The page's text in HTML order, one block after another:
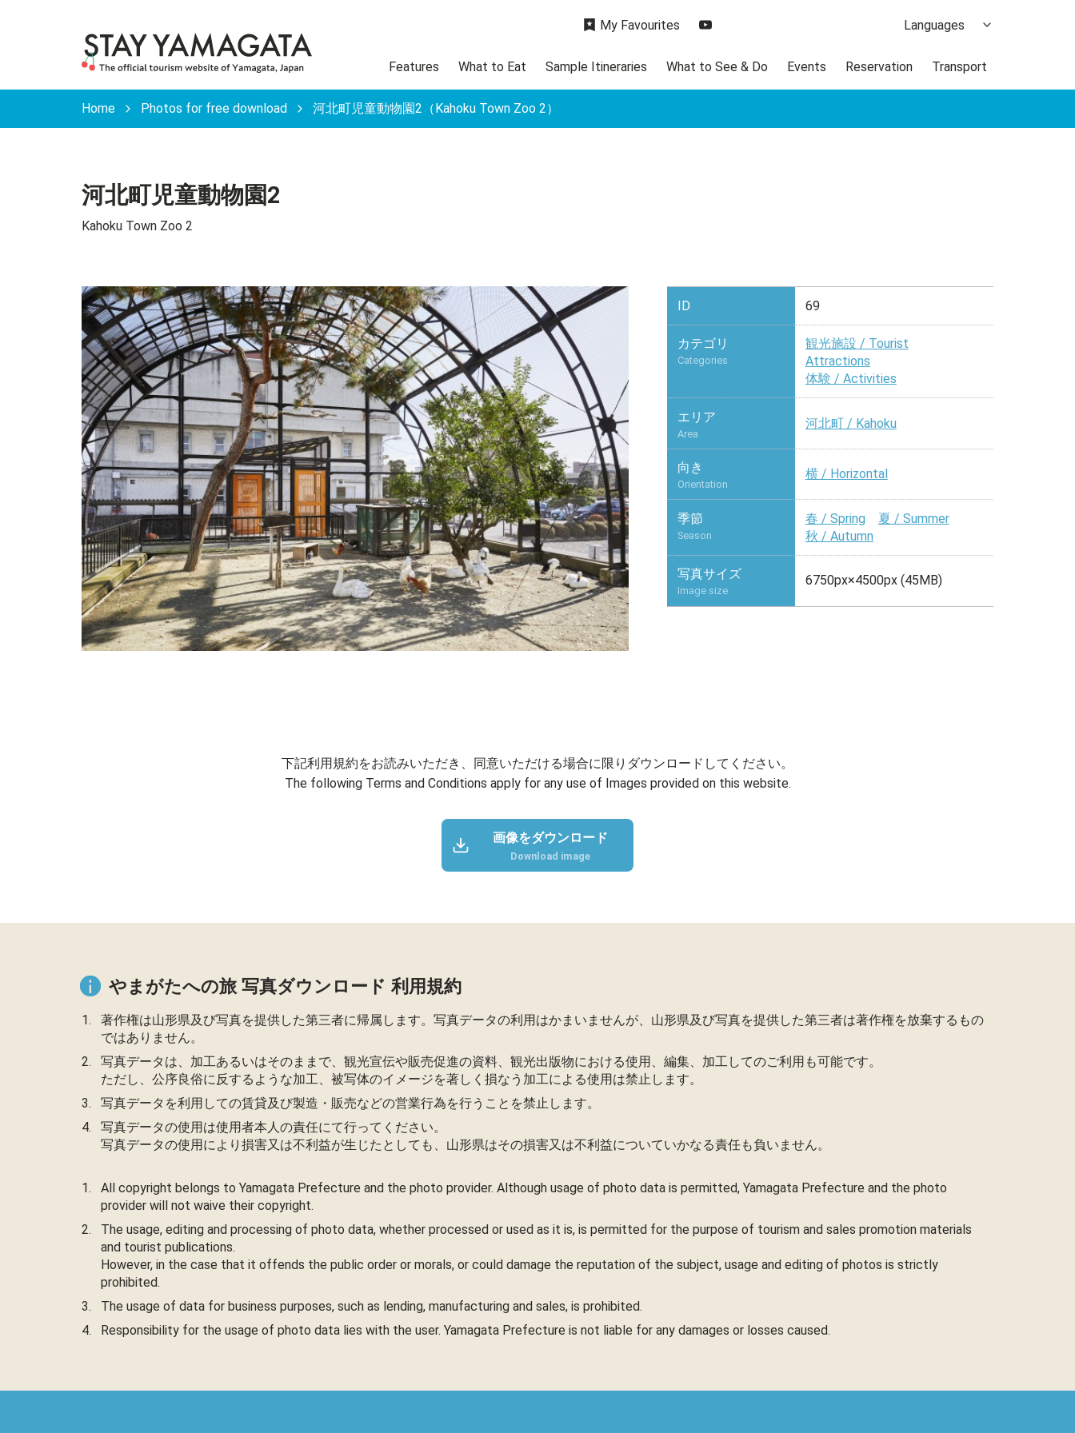
Features What to Eat Sample Itineraries What to See & Do Events Reservation Transport
My Favourites Languages
日本語
Home Photos for free download 河北町児童動物園2（Kahoku Town Zoo 2）
河北町児童動物園2
Kahoku Town Zoo 2
ID 69
カテゴリ
Categories
観光施設 / Tourist
Attractions
体験 / Activities
エリア
Area
河北町 / Kahoku
向き
Orientation
横 / Horizontal
季節
Season
春 / Spring
夏 / Summer
秋 / Autumn
写真サイズ
Image size
6750px×4500px (45MB)
下記利用規約をお読みいただき、同意いただける場合に限りダウンロードしてください。
The following Terms and Conditions apply for any use of Images provided on this website.
画像をダウンロード
Download image
やまがたへの旅 写真ダウンロード 利用規約
著作権は山形県及び写真を提供した第三者に帰属します。写真データの利用はかまいませんが、山形県及び写真を提供した第三者は著作権を放棄するもの
ではありません。
写真データは、加工あるいはそのままで、観光宣伝や販売促進の資料、観光出版物における使用、編集、加工してのご利用も可能です。
ただし、公序良俗に反するような加工、被写体のイメージを著しく損なう加工による使用は禁止します。
写真データを利用しての賃貸及び製造・販売などの営業行為を行うことを禁止します。
写真データの使用は使用者本人の責任にて行ってください。
写真データの使用により損害又は不利益が生じたとしても、山形県はその損害又は不利益についていかなる責任も負いません。
All copyright belongs to Yamagata Prefecture and the photo provider. Although usage of photo data is permitted, Yamagata Prefecture and the photo
provider will not waive their copyright.
The usage, editing and processing of photo data, whether processed or used as it is, is permitted for the purpose of tourism and sales promotion materials
and tourist publications.
However, in the case that it offends the public order or morals, or could damage the reputation of the subject, usage and editing of photos is strictly
prohibited.
The usage of data for business purposes, such as lending, manufacturing and sales, is prohibited.
Responsibility for the usage of photo data lies with the user. Yamagata Prefecture is not liable for any damages or losses caused.